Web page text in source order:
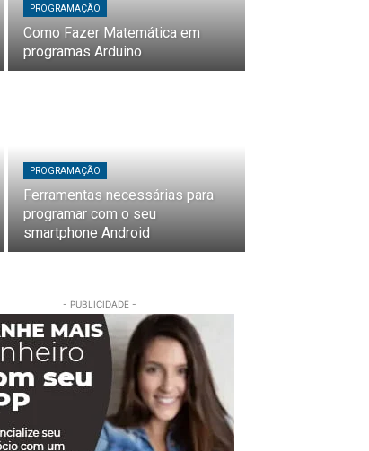
PROGRAMAÇÃO
Como Fazer Matemática em
programas Arduino
PROGRAMAÇÃO
Ferramentas necessárias para
programar com o seu
smartphone Android
- PUBLICIDADE -